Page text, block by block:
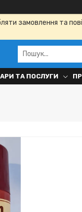
замовлення та
ТА ПОСЛУГИ